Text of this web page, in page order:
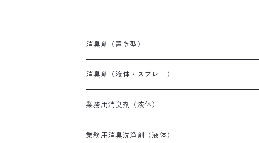
消臭剤（置き型）
消臭剤（液体・スプレー）
業務用消臭剤（液体）
業務用消臭洗浄剤（液体）